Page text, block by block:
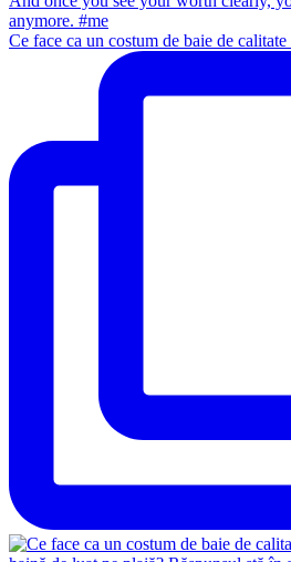
Ce face ca un costum de baie de calitate